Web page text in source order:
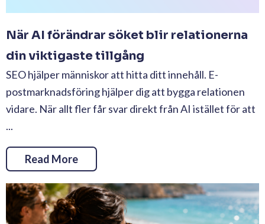
När AI förändrar söket blir relationerna
din viktigaste tillgång
SEO hjälper människor att hitta ditt innehåll. E-
postmarknadsföring hjälper dig att bygga relationen
vidare. När allt fler får svar direkt från AI istället för att
...
Read More